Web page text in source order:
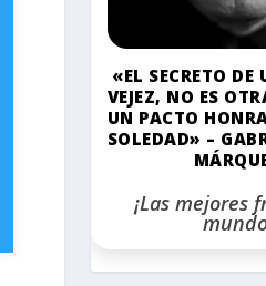
«EL SECRETO DE
VEJEZ, NO ES
UN PACTO
SOLEDAD» –
¡Las mejores